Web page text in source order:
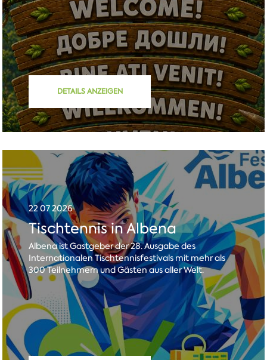
DETAILS ANZEIGEN
22 07 2026
Tischtennis in Albena
Albena ist Gastgeber der 28. Ausgabe des
Internationalen Tischtennisfestivals mit mehr als
300 Teilnehmern und Gästen aus aller Welt.